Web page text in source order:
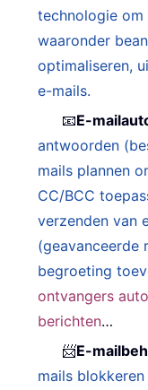
technologie
waaronder
optimaliseren,
e-mails.
📧E-
antwoorden
mails plannen
CC/BCC
verzenden van
(geavanceerde
begroeting
ontvangers
berichten…
📨E-
mails